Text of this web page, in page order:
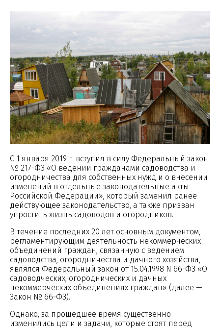
С 1 января 2019 г. вступил в силу Федеральный закон
№ 217-ФЗ «О ведении гражданами садоводства и
огородничества для собственных нужд и о внесении
изменений в отдельные законодательные акты
Российской Федерации», который заменил ранее
действующее законодательство, а также призван
упростить жизнь садоводов и огородников.
В течение последних 20 лет основным документом,
регламентирующим деятельность некоммерческих
объединений граждан, связанную с ведением
садоводства, огородничества и дачного хозяйства,
являлся Федеральный закон от 15.04.1998 N 66-ФЗ «О
садоводческих, огороднических и дачных
некоммерческих объединениях граждан» (далее —
Закон № 66-ФЗ).
Однако, за прошедшее время существенно
изменились цели и задачи, которые стоят перед